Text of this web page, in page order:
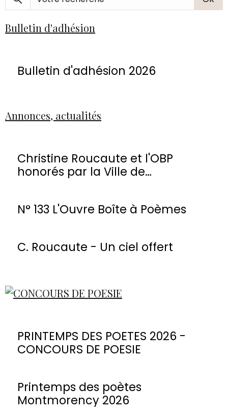
Bulletin d'adhésion
Bulletin d'adhésion 2026
Annonces, actualités
Christine Roucaute et l'OBP
honorés par la Ville de
N° 133 L'Ouvre Boîte à Poèmes
C. Roucaute - Un ciel offert
PRINTEMPS DES POETES 2026 -
CONCOURS DE POESIE
Printemps des poètes
Montmorency 2026